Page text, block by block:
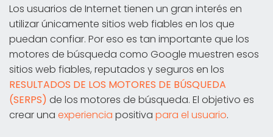
Los usuarios de Internet tienen un gran interés en
utilizar únicamente sitios web fiables en los que
puedan confiar. Por eso es tan importante que los
motores de búsqueda como Google muestren esos
sitios web fiables, reputados y seguros en los
RESULTADOS DE LOS MOTORES DE BÚSQUEDA
(SERPS) de los motores de búsqueda. El objetivo es
crear una experiencia positiva para el usuario.